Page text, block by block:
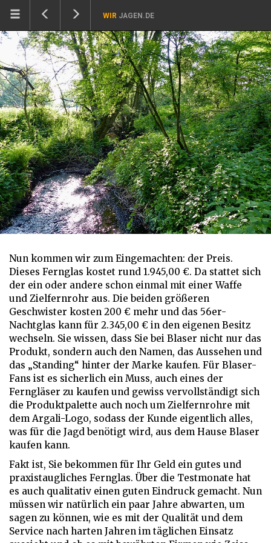
WIR JAGEN.DE
Nun kommen wir zum Eingemachten: der Preis.
Dieses Fernglas kostet rund 1.945,00 €. Da stattet sich
der ein oder andere schon einmal mit einer Waffe
und Zielfernrohr aus. Die beiden größeren
Geschwister kosten 200 € mehr und das 56er-
Nachtglas kann für 2.345,00 € in den eigenen Besitz
wechseln. Sie wissen, dass Sie bei Blaser nicht nur das
Produkt, sondern auch den Namen, das Aussehen und
das „Standing“ hinter der Marke kaufen. Für Blaser-
Fans ist es sicherlich ein Muss, auch eines der
Ferngläser zu kaufen und gewiss vervollständigt sich
die Produktpalette auch noch um Zielfernrohre mit
dem Argali-Logo, sodass der Kunde eigentlich alles,
was für die Jagd benötigt wird, aus dem Hause Blaser
kaufen kann.
Fakt ist, Sie bekommen für Ihr Geld ein gutes und
praxistaugliches Fernglas. Über die Testmonate hat
es auch qualitativ einen guten Eindruck gemacht. Nun
müssen wir natürlich ein paar Jahre abwarten, um
sagen zu können, wie es mit der Qualität und dem
Service nach harten Jahren im täglichen Einsatz